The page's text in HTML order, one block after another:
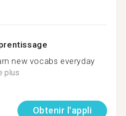
new vocabs everyday
plus
Obtenir l'appli